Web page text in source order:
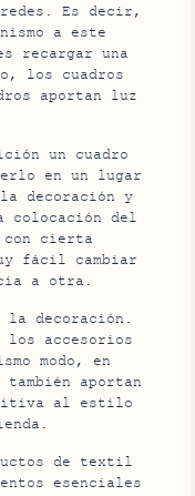
Es decir,
a este
recargar una
los cuadros
aportan luz
un cuadro
en un lugar
decoración y
colocación del
cierta
fácil cambiar
a otra.
la decoración.
los accesorios
modo, en
aportan
al estilo
de textil
esenciales